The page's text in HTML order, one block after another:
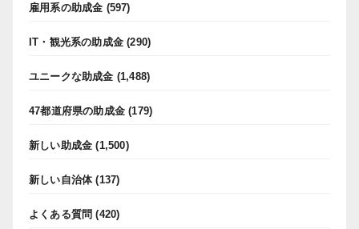
雇用系の助成金 (597)
IT・観光系の助成金 (290)
ユニークな助成金 (1,488)
47都道府県の助成金 (179)
新しい助成金 (1,500)
新しい自治体(137)
よくある質問 (420)